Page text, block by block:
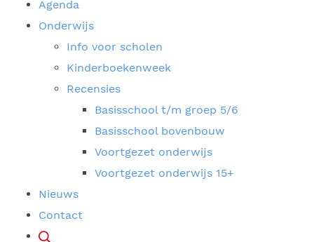
Agenda
Onderwijs
Info voor scholen
Kinderboekenweek
Recensies
Basisschool t/m groep 5/6
Basisschool bovenbouw
Voortgezet onderwijs
Voortgezet onderwijs 15+
Nieuws
Contact